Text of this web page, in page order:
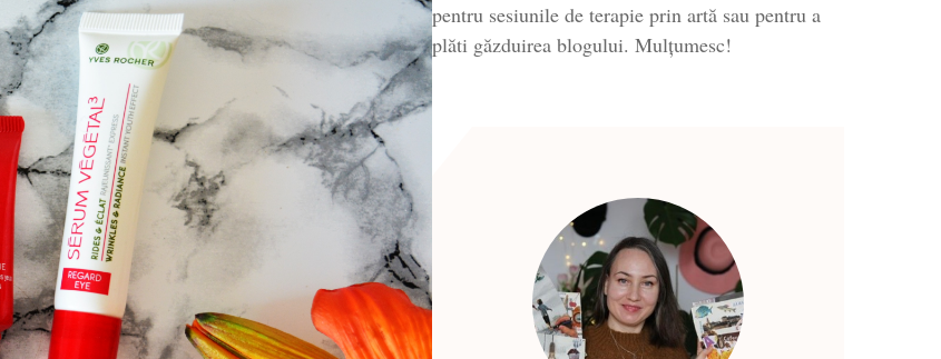
pentru sesiunile de terapie prin artă sau pentru a
plăti găzduirea blogului. Mulțumesc!